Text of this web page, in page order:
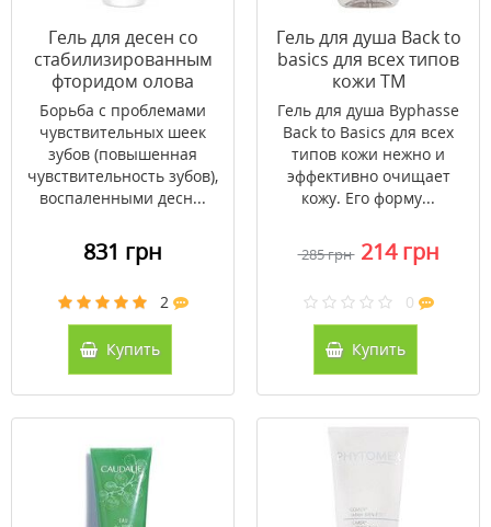
Гель для десен со
стабилизированным
фторидом олова
Emofluor Intesive Care
75мл
Борьба с проблемами
чувствительных шеек
зубов (повышенная
чувствительность зубов),
воспаленными десн...
831 грн
2
Купить
Гель для душа Back to
basics для всех типов
кожи ТМ
Бифас/Byphasse 750
мл
Гель для душа Byphasse
Back to Basics для всех
типов кожи нежно и
эффективно очищает
кожу. Его форму...
285 грн 214 грн
0
Купить